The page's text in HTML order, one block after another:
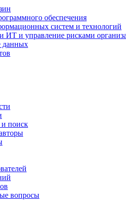
обеспечения
систем и технологий
ИТ и управление рисками
данных
и поиск
вопросы